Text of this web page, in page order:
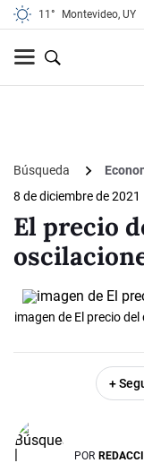
11° Montevideo, UY
Búsqueda
8 de diciembre de 2021
El precio
imagen de El precio
+
POR